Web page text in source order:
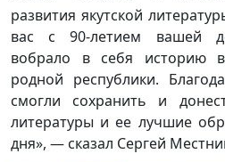
развития якутской
вас с 90-летием вашей
вобрало в себя историю
родной республики.
смогли сохранить и
литературы и ее лучшие
дня», — сказал Сергей